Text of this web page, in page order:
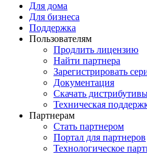
Для дома
Для бизнеса
Поддержка
Пользователям
Продлить лицензию
Найти партнера
Зарегистрировать
Документация
Скачать
Техническая
Партнерам
Стать партнером
Портал для партнеров
Технологическое